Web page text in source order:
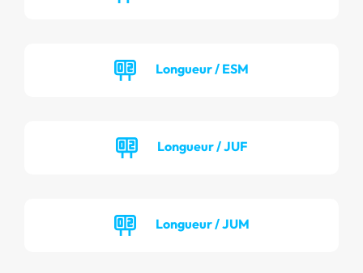
Longueur / ESM
Longueur / JUF
Longueur / JUM